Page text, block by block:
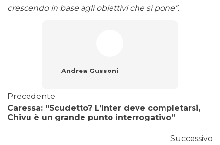
crescendo in base agli obiettivi che si pone”.
Andrea Gussoni
Precedente
Caressa: “Scudetto? L’Inter deve completarsi,
Chivu è un grande punto interrogativo”
Successivo